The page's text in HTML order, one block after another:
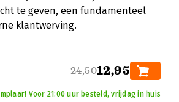
te geven, een fundamenteel
klantwerving.
24,5012,95
Voor 21:00 uur besteld, vrijdag in huis